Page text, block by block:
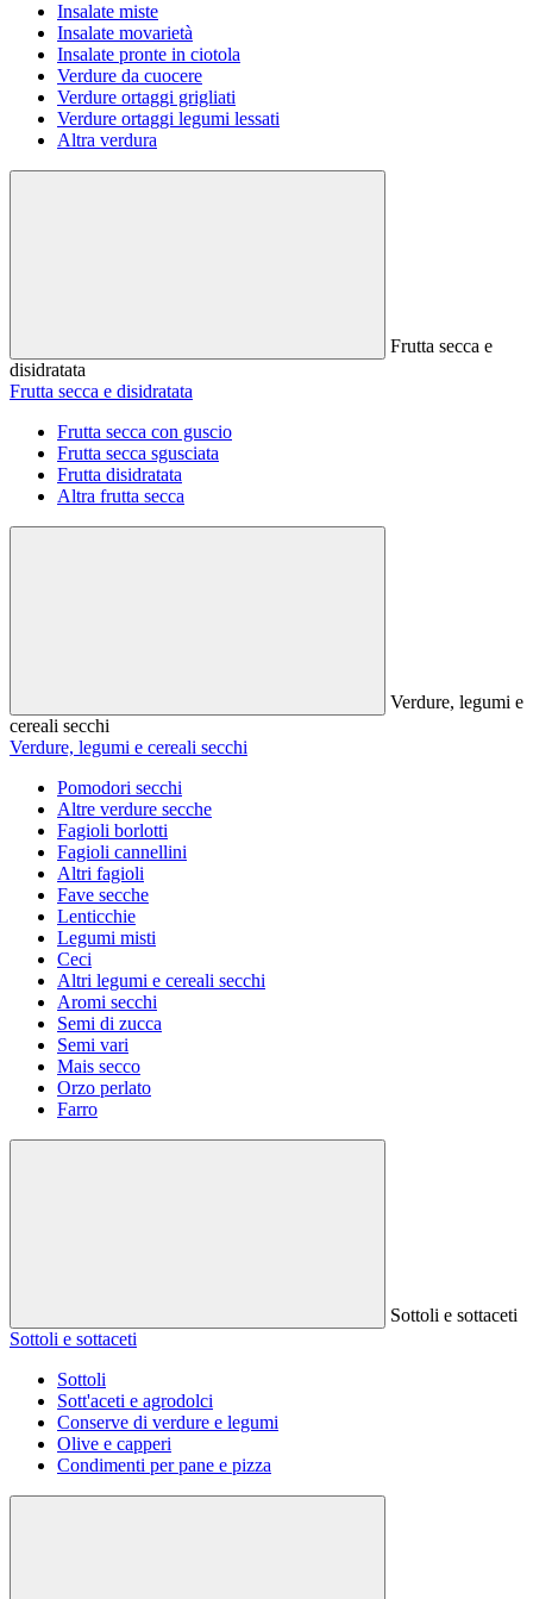
Insalate miste
Insalate movarietà
Insalate pronte in ciotola
Verdure da cuocere
Verdure ortaggi grigliati
Verdure ortaggi legumi lessati
Altra verdura
Frutta secca e
disidratata
Frutta secca e disidratata
Frutta secca con guscio
Frutta secca sgusciata
Frutta disidratata
Altra frutta secca
Verdure, legumi e
cereali secchi
Verdure, legumi e cereali secchi
Pomodori secchi
Altre verdure secche
Fagioli borlotti
Fagioli cannellini
Altri fagioli
Fave secche
Lenticchie
Legumi misti
Ceci
Altri legumi e cereali secchi
Aromi secchi
Semi di zucca
Semi vari
Mais secco
Orzo perlato
Farro
Sottoli e sottaceti
Sottoli e sottaceti
Sottoli
Sott'aceti e agrodolci
Conserve di verdure e legumi
Olive e capperi
Condimenti per pane e pizza